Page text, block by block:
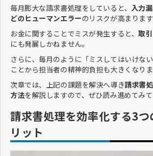
毎月膨大な請求書処理をしていると、 入力
どのヒューマンエラーのリスクが高まります
お金に関することでミスが発生すると、取
にも発展しかねません。
さらに、毎月のように「ミスしてはいけな
ことから担当者の精神的負担も大きくなりま
次章では、上記の課題を解決へ導き請求書
方法を解説しますので、ぜひ読み進めてみて
請求書処理を効率化する3つ
リット